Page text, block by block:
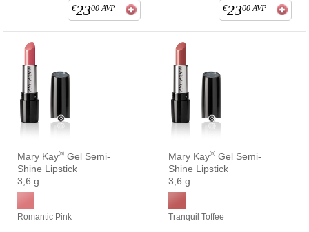
€2300 AVP €2300 AVP
Mary Kay® Gel Semi-
Shine Lipstick
3,6 g
Romantic Pink
Mary Kay® Gel Semi-
Shine Lipstick
3,6 g
Tranquil Toffee